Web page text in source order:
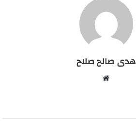
هدى صالح صلاح